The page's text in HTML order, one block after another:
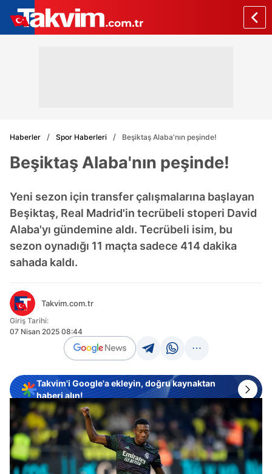
Haberler Spor Haberleri Beşiktaş Alaba'nın peşinde!
Beşiktaş Alaba'nın peşinde!
Yeni sezon için transfer çalışmalarına başlayan
Beşiktaş, Real Madrid'in tecrübeli stoperi David
Alaba'yı gündemine aldı. Tecrübeli isim, bu
sezon oynadığı 11 maçta sadece 414 dakika
sahada kaldı.
Takvim.com.tr
Giriş Tarihi:
07 Nisan 2025 08:44
Takvim'i Google'a ekleyin, doğru kaynaktan
haberi alın!